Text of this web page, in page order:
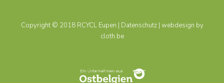
Copyright © 2018 RCYCL Eupen | Datenschutz| webdesign by
cloth.be